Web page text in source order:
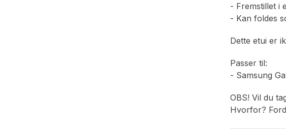
- Fremstillet i
- Kan foldes
Dette etui er
Passer til:
- Samsung
OBS! Vil du
Hvorfor?